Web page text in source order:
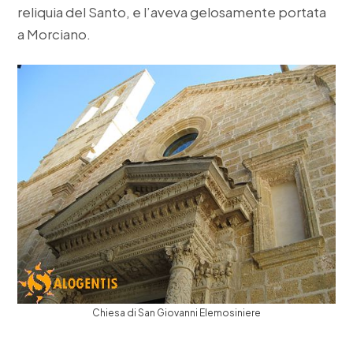
reliquia del Santo, e l’aveva gelosamente portata
a Morciano.
Chiesa di San Giovanni Elemosiniere